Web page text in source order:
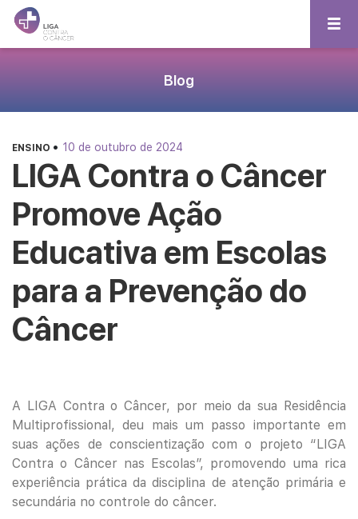
Blog
ENSINO • 10 de outubro de 2024
LIGA Contra o Câncer
Promove Ação
Educativa em Escolas
para a Prevenção do
Câncer
A LIGA Contra o Câncer, por meio da sua Residência
Multiprofissional, deu mais um passo importante em
suas ações de conscientização com o projeto “LIGA
Contra o Câncer nas Escolas”, promovendo uma rica
experiência prática da disciplina de atenção primária e
secundária no controle do câncer.